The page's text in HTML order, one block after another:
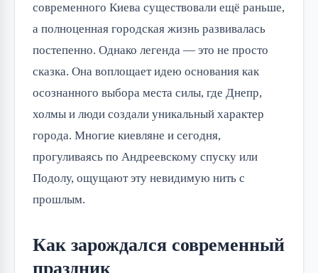
современного Киева существовали ещё раньше,
а полноценная городская жизнь развивалась
постепенно. Однако легенда — это не просто
сказка. Она воплощает идею основания как
осознанного выбора места силы, где Днепр,
холмы и люди создали уникальный характер
города. Многие киевляне и сегодня,
прогуливаясь по Андреевскому спуску или
Подолу, ощущают эту невидимую нить с
прошлым.
Как зарождался современный
праздник